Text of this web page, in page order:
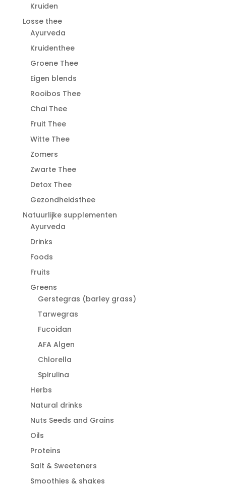
Kruiden
Losse thee
Ayurveda
Kruidenthee
Groene Thee
Eigen blends
Rooibos Thee
Chai Thee
Fruit Thee
Witte Thee
Zomers
Zwarte Thee
Detox Thee
Gezondheidsthee
Natuurlijke supplementen
Ayurveda
Drinks
Foods
Fruits
Greens
Gerstegras (barley grass)
Tarwegras
Fucoidan
AFA Algen
Chlorella
Spirulina
Herbs
Natural drinks
Nuts Seeds and Grains
Oils
Proteïns
Salt & Sweeteners
Smoothies & shakes